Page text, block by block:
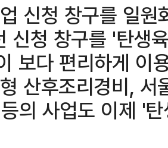
신청 창구를 일
신청 창구를 '탄생
보다 편리하게 이
산후조리경비, 서
의 사업도 이제 '